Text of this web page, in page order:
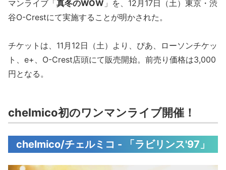
マンライブ「真冬のWOW 」を、12月17日（土）東京・渋
谷O-Crestにて実施することが明かされた。
チケットは、11月12日（土）より、ぴあ、ローソンチケッ
ト、e+、O-Crest店頭にて販売開始。前売り価格は3,000
円となる。
chelmico初のワンマンライブ開催！
chelmico/チェルミコ - 「ラビリンス'97」